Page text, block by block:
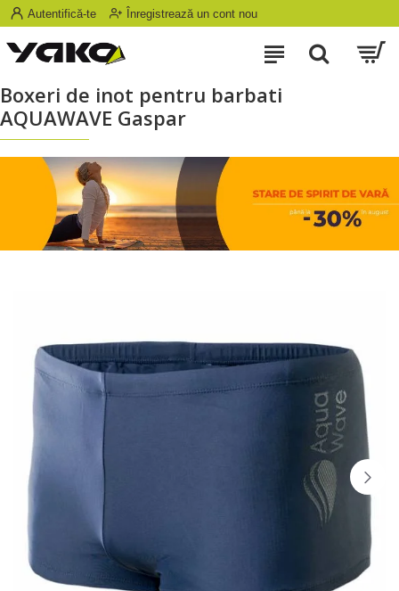
Autentifică-te Înregistrează un cont nou
Boxeri de inot pentru barbati
AQUAWAVE Gaspar